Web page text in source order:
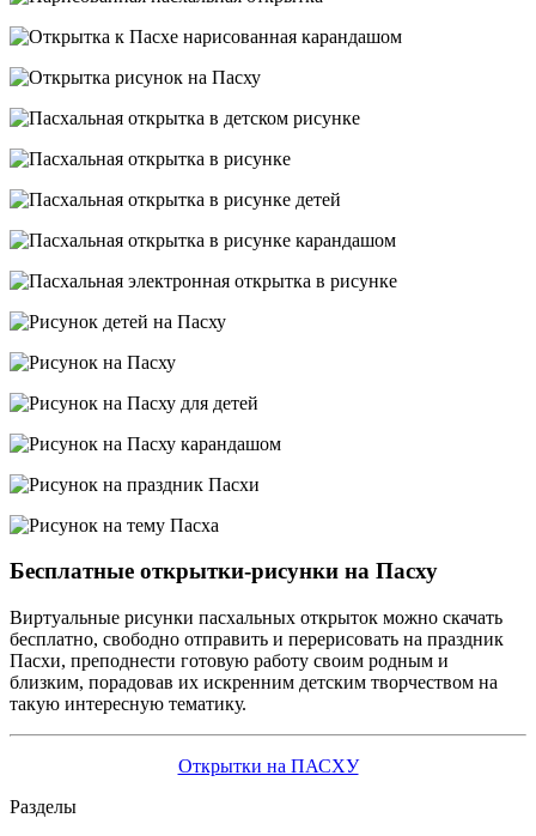
Бесплатные открытки-рисунки на Пасху
Виртуальные рисунки пасхальных открыток можно скачать
бесплатно, свободно отправить и перерисовать на праздник
Пасхи, преподнести готовую работу своим родным и
близким, порадовав их искренним детским творчеством на
такую интересную тематику.
Открытки на ПАСХУ
Разделы